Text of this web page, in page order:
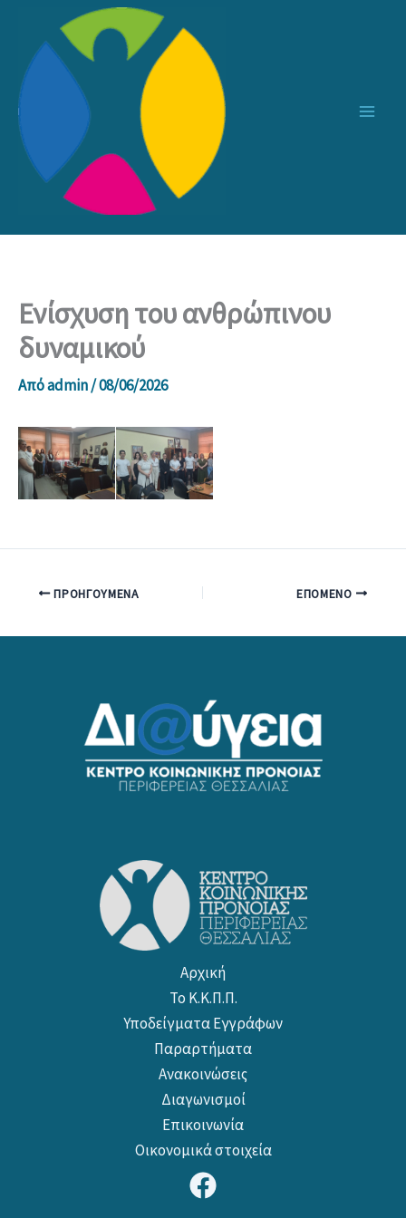
περιεχόμενο
Ενίσχυση του ανθρώπινου
δυναμικού
Απόadmin/08/06/2026
ΠΡΟΗΓΟΎΜΕΝΑ ΕΠΌΜΕΝΟ
Αρχική
Το Κ.Κ.Π.Π.
Υποδείγματα Εγγράφων
Παραρτήματα
Ανακοινώσεις
Διαγωνισμοί
Επικοινωνία
Οικονομικά στοιχεία